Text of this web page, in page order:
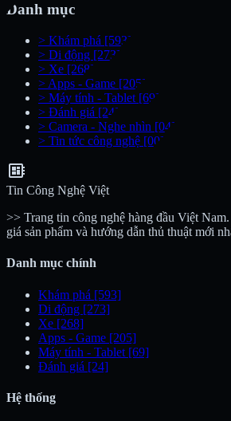
Danh mục
> Khám phá [593]
> Di động [273]
> Xe [268]
> Apps - Game [205]
> Máy tính - Tablet [69]
> Đánh giá [24]
> Camera - Nghe nhìn [04]
> Tin tức công nghệ [00]
developer_board
Tin Công Nghệ Việt
>> Trang tin công nghệ hàng đầu Việt
giá sản phẩm và hướng dẫn thủ thuật mới
Danh mục chính
Khám phá [593]
Di động [273]
Xe [268]
Apps - Game [205]
Máy tính - Tablet [69]
Đánh giá [24]
Hệ thống